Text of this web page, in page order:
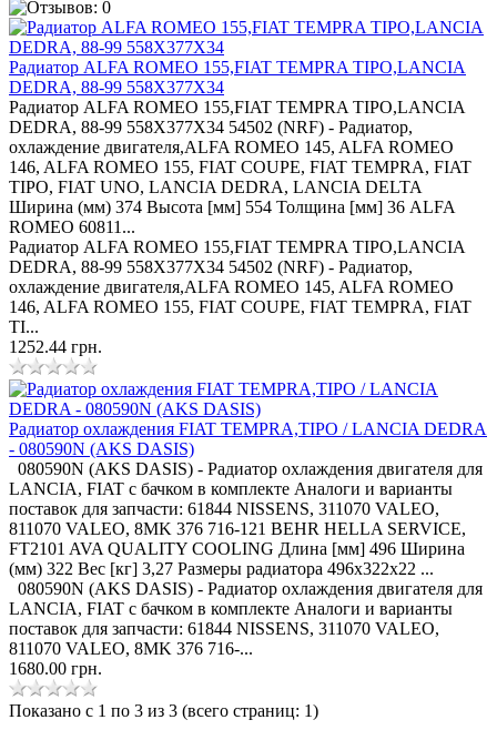
Радиатор ALFA ROMEO 155,FIAT TEMPRA TIPO,LANCIA
DEDRA, 88-99 558X377X34
Радиатор ALFA ROMEO 155,FIAT TEMPRA TIPO,LANCIA
DEDRA, 88-99 558X377X34 54502 (NRF) - Радиатор,
охлаждение двигателя,ALFA ROMEO 145, ALFA ROMEO
146, ALFA ROMEO 155, FIAT COUPE, FIAT TEMPRA, FIAT
TIPO, FIAT UNO, LANCIA DEDRA, LANCIA DELTA
Ширина (мм) 374 Высота [мм] 554 Толщина [мм] 36 ALFA
ROMEO 60811...
Радиатор ALFA ROMEO 155,FIAT TEMPRA TIPO,LANCIA
DEDRA, 88-99 558X377X34 54502 (NRF) - Радиатор,
охлаждение двигателя,ALFA ROMEO 145, ALFA ROMEO
146, ALFA ROMEO 155, FIAT COUPE, FIAT TEMPRA, FIAT
TI...
1252.44 грн.
Радиатор охлаждения FIAT TEMPRA,TIPO / LANCIA DEDRA
- 080590N (AKS DASIS)
080590N (AKS DASIS) - Радиатор охлаждения двигателя для
LANCIA, FIAT с бачком в комплекте Аналоги и варианты
поставок для запчасти: 61844 NISSENS, 311070 VALEO,
811070 VALEO, 8MK 376 716-121 BEHR HELLA SERVICE,
FT2101 AVA QUALITY COOLING Длина [мм] 496 Ширина
(мм) 322 Вес [кг] 3,27 Размеры радиатора 496x322x22 ...
080590N (AKS DASIS) - Радиатор охлаждения двигателя для
LANCIA, FIAT с бачком в комплекте Аналоги и варианты
поставок для запчасти: 61844 NISSENS, 311070 VALEO,
811070 VALEO, 8MK 376 716-...
1680.00 грн.
Показано с 1 по 3 из 3 (всего страниц: 1)